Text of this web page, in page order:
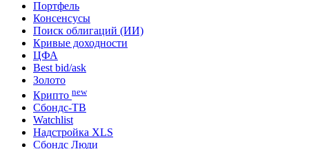
Войти Зарегистрироваться
Портфель
Консенсусы
Поиск облигаций (ИИ)
Кривые доходности
ЦФА
Best bid/ask
Золото
Крипто new